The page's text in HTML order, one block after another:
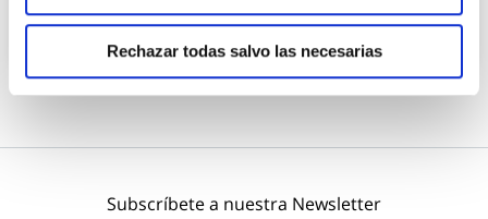
Rechazar todas salvo las necesarias
Añadir al carrito
Subscríbete a nuestra Newsletter